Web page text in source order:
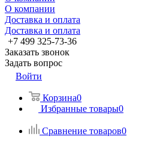
О компании
Доставка и оплата
Доставка и оплата
+7 499 325-73-36
Заказать звонок
Задать вопрос
Войти
Корзина0
Избранные товары0
Сравнение товаров0